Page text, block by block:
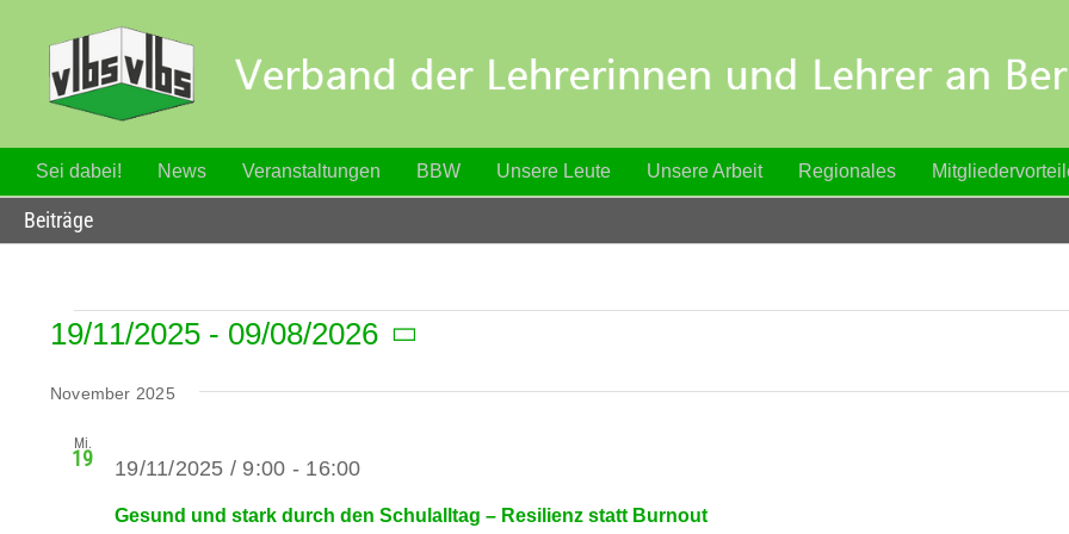
springen
Sei dabei! News Veranstaltungen BBW Unsere Leute Unsere Arbeit Regionales
Beiträge
Veranstaltungen
19/11/2025 - 09/08/2026
wählen.
November 2025
Mi.
19
Gesund und stark durch den Schulalltag – Resilienz statt Burnout
19/11/2025 / 9:00 - 16:00